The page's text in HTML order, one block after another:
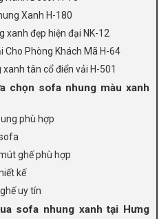
Xanh H-180
xanh đẹp hiện đại NK-12
Cho Phòng Khách Mã H-64
tân cổ điển vải H-501
chọn sofa nhung màu xanh
phù hợp
ghế phù hợp
kế
uy tín
sofa nhung xanh tại Hưng